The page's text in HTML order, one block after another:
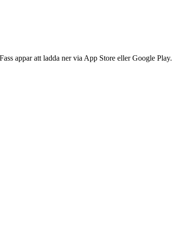
appar att ladda ner via App Store eller Google Play.